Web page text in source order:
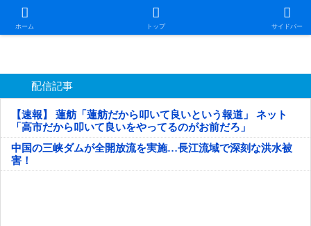
ホーム トップ サイドバー
日本第一！ニュース録
配信記事
【速報】 蓮舫「蓮舫だから叩いて良いという報道」 ネット
「高市だから叩いて良いをやってるのがお前だろ」
中国の三峡ダムが全開放流を実施…長江流域で深刻な洪水被
害！